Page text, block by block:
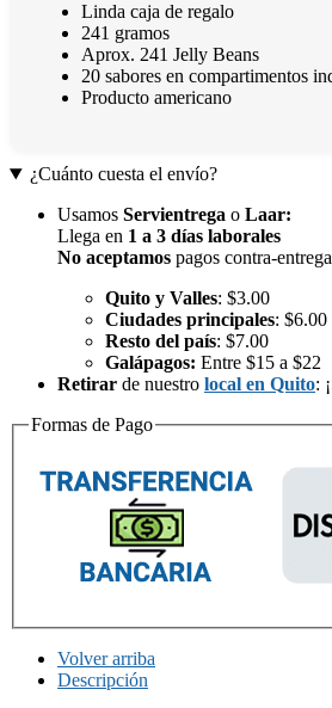
Linda caja de regalo
241 gramos
Aprox. 241 Jelly Beans
20 sabores en compartimentos
Producto americano
¿Cuánto cuesta el envío?
Usamos Servientrega o Laar:
Llega en 1 a 3 días laborales
No aceptamos pagos contra-entrega
Quito y Valles: $3.00
Ciudades principales: $6.00
Resto del país: $7.00
Galápagos: Entre $15 a $22
Retirar de nuestro local en Quito:
Formas de Pago
Volver arriba
Descripción